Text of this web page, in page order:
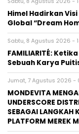
Himel Hadirkan
Global “Dream
Sabtu, 8 Agustus 2026 -
FAMILIARITÉ:
Sebuah Karya
Jumat, 7 Agustus 2026 -
MONDEVITA
UNDERSCORE
SEBAGAI LANGKAH
PLATFORM MEREK